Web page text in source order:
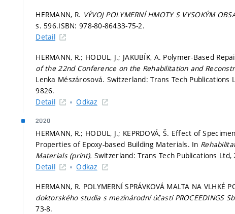
HERMANN, R. VÝVOJ POLYMERNÍ HMOTY S VYSOKÝM
s. 596.ISBN: 978-80-86433-75-2.
Detail
HERMANN, R.; HODUL, J.; JAKUBÍK, A. Polymer-Based
of the 22nd Conference on the Rehabilitation and
Lenka Mészárosová. Switzerland: Trans Tech Publications
9826.
Detail
Odkaz
2020
HERMANN, R.; HODUL, J.; KEPRDOVÁ, Š. Effect of
Properties of Epoxy-based Building Materials. In
Materials (print). Switzerland: Trans Tech Publications Ltd,
Detail
Odkaz
HERMANN, R. POLYMERNÍ SPRÁVKOVÁ MALTA NA VLHKÉ
doktorského studia s mezinárodní účastí PROCEEDINGS
73-8.